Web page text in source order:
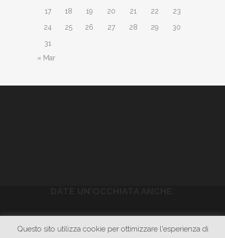
17
18 19 20 21 22
23
24
25 26 27 28 29
30
31
« Mar
Questo sito utilizza cookie per ottimizzare l'esperienza di